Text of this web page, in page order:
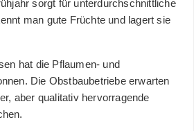
sorgt für unterdurchschnittliche
man gute Früchte und lagert sie
hat die Pflaumen- und
Die Obstbaubetriebe erwarten
aber qualitativ hervorragende